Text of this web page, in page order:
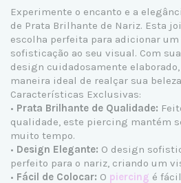
Experimente o encanto e a
de Prata Brilhante de Nariz. Esta
escolha perfeita para adicionar
sofisticação ao seu visual. Com
design cuidadosamente
maneira ideal de realçar sua
Características Exclusivas:
• Prata Brilhante de Qualidade:
qualidade, este piercing mantém
muito tempo.
• Design Elegante: O design
perfeito para o nariz, criando um
• Fácil de Colocar: O piercing é